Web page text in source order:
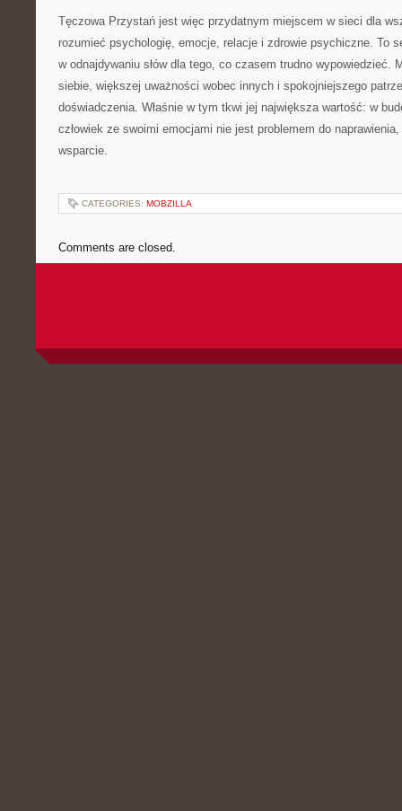
Tęczowa Przystań jest więc przydatnym miejscem w sieci dla
rozumieć psychologię, emocje, relacje i zdrowie psychiczne. To
w odnajdywaniu słów dla tego, co czasem trudno wypowiedzieć.
siebie, większej uważności wobec innych i spokojniejszego
doświadczenia. Właśnie w tym tkwi jej największa wartość: w
człowiek ze swoimi emocjami nie jest problemem do
wsparcie.
CATEGORIES: MOBZILLA
Comments are closed.